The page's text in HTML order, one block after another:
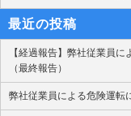
最近の投稿
【経過報告】弊社従業員
（最終報告）
弊社従業員による危険運転